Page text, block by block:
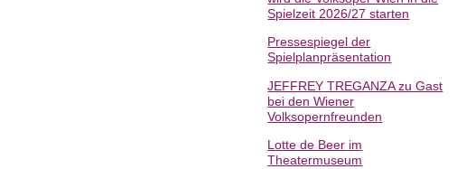
Spielzeit 2026/27 starten
Pressespiegel der
Spielplanpräsentation
JEFFREY TREGANZA zu Gast
bei den Wiener
Volksopernfreunden
Lotte de Beer im
Theatermuseum